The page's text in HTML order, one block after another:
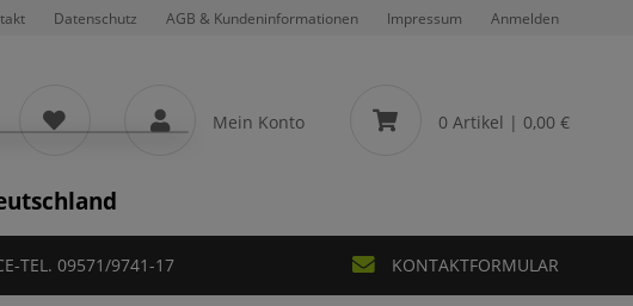
Datenschutz AGB & Kundeninformationen Impressum Anmelden
Mein Konto 0 Artikel | 0,00 €
TEL. 09571/9741-17 KONTAKTFORMULAR